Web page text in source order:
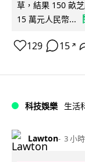
草，結果 150 畝
15 萬元人民幣...
129 15 ↗
科技娛樂 生活
Lawton 3 小時